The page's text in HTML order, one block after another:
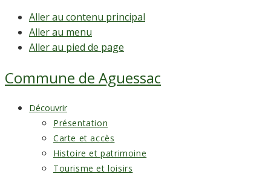
Aller au contenu principal
Aller au menu
Aller au pied de page
Commune de Aguessac
Découvrir
Présentation
Carte et accès
Histoire et patrimoine
Tourisme et loisirs